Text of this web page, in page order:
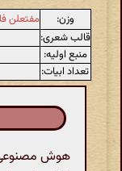
وزن:
مفتعلن
قالب شعری:
منبع اولیه:
تعداد ابیات:
هوش